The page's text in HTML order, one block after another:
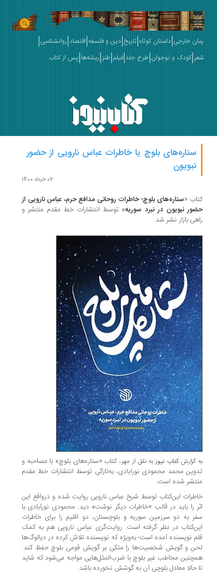
رمان خارجی داستان کوتاه تاریخ دین و فلسفه اقتصاد روانشناسی
شعر کودک و نوجوان طرح جلد فیلم طنز ریشه‌ها پس از کتاب
ستاره‌های بلوچ یا خاطرات عباس نارویی از حضور
نبویون
02 خرداد 1400
کتاب «ستاره‌های بلوچ؛ خاطرات روحانی مدافع حرم، عباس نارویی از
حضور نبویون در نبرد سوریه» توسط انتشارات خط مقدم منتشر و
راهی بازار نشر شد.
به گزارشکتاب نیوز به نقل از مهر، کتاب «ستاره‌های بلوچ» با مصاحبه و
تدوین محمد محمودی نورآبادی، به‌تازگی توسط انتشارات خط مقدم
منتشر شده است.
خاطرات این‌کتاب توسط شیخ عباس نارویی روایت شده و درواقع این
اثر را باید در قالب «خاطرات دیگر نوشت» دید. محمودی نورآبادی با
سفر به دو سرزمین سوریه و بلوچستان، دو اقلیم را برای خاطرات
این‌کتاب در نظر گرفته است. روایت‌گری عباس نارویی هم به کمک
قلم نویسنده آمده است؛ به‌ویژه که نویسنده تلاش کرده در دیالوگ‌ها
لحن و گویش شخصیت‌ها را متکی بر گویش قومی بلوچ حفظ کند.
همچنین مخاطب غیر بلوچ با ضرب‌المثل‌هایی مواجه می‌شود که شاید
تا حالا معادل بلوچی آن به گوشش نخورده باشد.